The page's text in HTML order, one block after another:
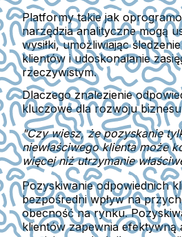
Platformy takie jak
narzędzia analityczne mogą
wysiłki, umożliwiając
klientów i udoskonalanie
rzeczywistym.
Dlaczego znalezienie
kluczowe dla rozwoju
"Czy wiesz, że pozyskanie
niewłaściwego klienta może
więcej niż utrzymanie
Pozyskiwanie odpowiednich
bezpośredni wpływ na
obecność na rynku.
klientów zapewnia efektywną